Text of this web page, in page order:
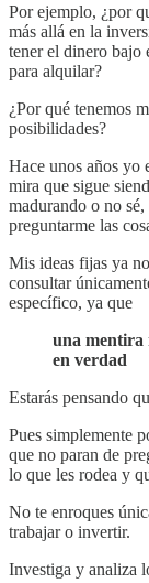
Por ejemplo, ¿por
más allá en la
tener el dinero bajo
para alquilar?
¿Por qué tenemos
posibilidades?
Hace unos años yo
mira que sigue
madurando o no
preguntarme las
Mis ideas fijas ya
consultar
específico, ya que
una mentira
en verdad
Estarás pensando
Pues simplemente
que no paran de
lo que les rodea y
No te enroques
trabajar o invertir.
Investiga y analiza